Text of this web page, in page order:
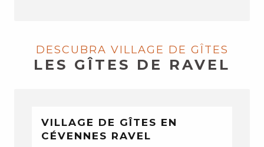
DESCUBRA VILLAGE DE GÎTES
LES GÎTES DE RAVEL
VILLAGE DE GÎTES EN
CÉVENNES RAVEL